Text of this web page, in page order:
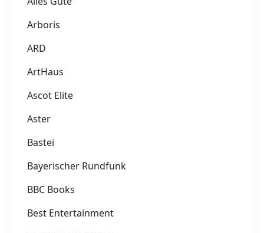
Arboris
ARD
ArtHaus
Ascot Elite
Aster
Bastei
Bayerischer Rundfunk
BBC Books
Best Entertainment